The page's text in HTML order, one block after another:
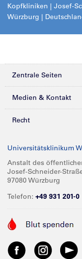
Kopfkliniken | Josef-
Würzburg |
Zentrale Seiten
Kliniken & Zentren
Forschung
Karriere
Medien & Kontakt
Presse
Glossar
Spenden
Anreise
Recht
Compliance
Impressum
Barrierefreiheit
Universitätsklinikum
Anstalt des
Josef-Schneider-
97080 Würzburg
Telefon: +49 931 201-0